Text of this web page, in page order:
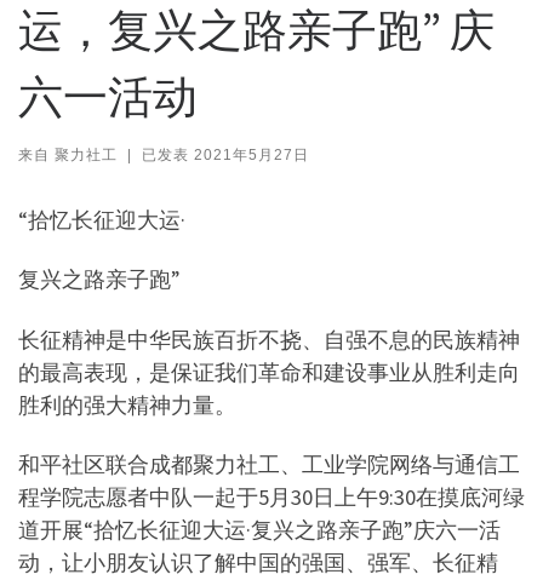
运，复兴之路亲子跑” 庆
六一活动
来自 聚力社工 | 已发表 2021年5月27日
“拾忆长征迎大运·
复兴之路亲子跑”
长征精神是中华民族百折不挠、自强不息的民族精神
的最高表现，是保证我们革命和建设事业从胜利走向
胜利的强大精神力量。
和平社区联合成都聚力社工、工业学院网络与通信工
程学院志愿者中队一起于5月30日上午9:30在摸底河绿
道开展“拾忆长征迎大运·复兴之路亲子跑”庆六一活
动，让小朋友认识了解中国的强国、强军、长征精